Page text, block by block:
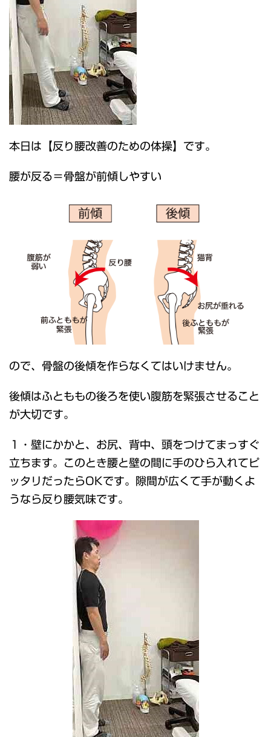
本日は【反り腰改善のための体操】です。
腰が反る＝骨盤が前傾しやすい
ので、骨盤の後傾を作らなくてはいけません。
後傾はふとももの後ろを使い腹筋を緊張させること
が大切です。
１・壁にかかと、お尻、背中、頭をつけてまっすぐ
立ちます。このとき腰と壁の間に手のひら入れてピ
ッタリだったらOKです。隙間が広くて手が動くよ
うなら反り腰気味です。